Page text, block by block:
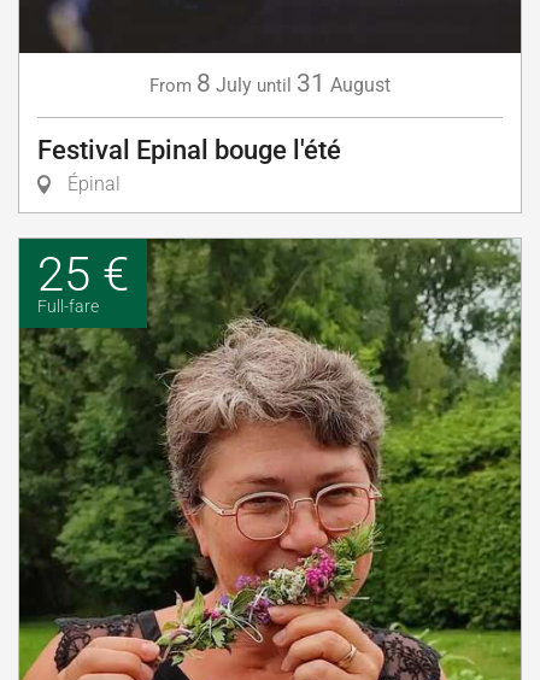
From 8 July until 31 August
Festival Epinal bouge l'été
Épinal
25 €
Full-fare